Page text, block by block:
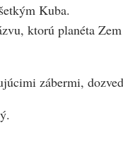
Kuba.
ktorú planéta
zábermi,